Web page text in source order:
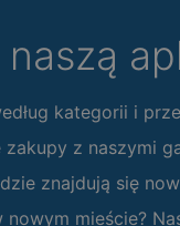
kategorii i
zakupy z naszymi
znajdują się
nowym mieście?